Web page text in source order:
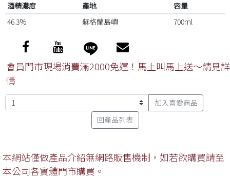
酒精濃度 產地
容量
46.3%
蘇格蘭島嶼 700ml
會員門市現場消費滿2000免運！馬上叫馬上送～請見詳
情
加入喜愛商品
回產品列表
本網站僅做產品介紹無網路販售機制，如若欲購買請至
本公司各實體門市購買。